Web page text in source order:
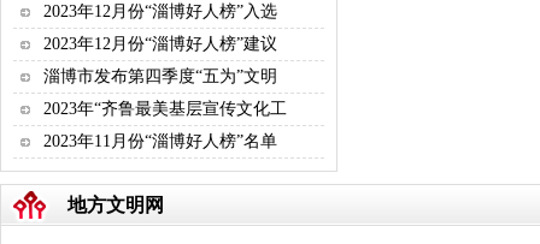
2023年12月份“淄博好人榜”入选
2023年12月份“淄博好人榜”建议
淄博市发布第四季度“五为”文明
2023年“齐鲁最美基层宣传文化工
2023年11月份“淄博好人榜”名单
地方文明网